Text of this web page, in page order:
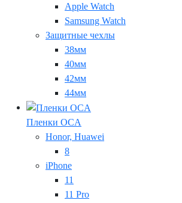
Apple Watch
Samsung Watch
Защитные чехлы
38мм
40мм
42мм
44мм
Пленки OCA
Honor, Huawei
8
iPhone
11
11 Pro